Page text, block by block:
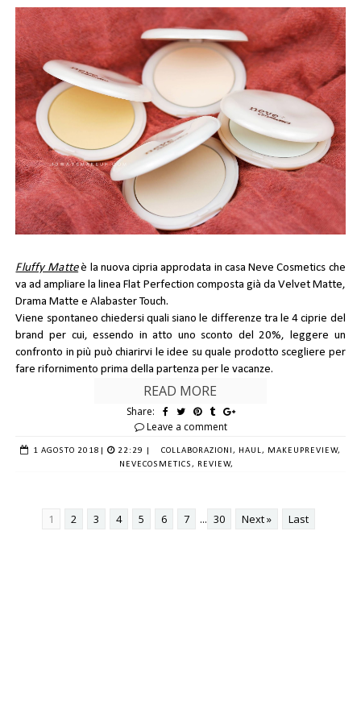
Fluffy Matteè la nuova cipria approdata in casa Neve Cosmetics che
va ad ampliare la linea Flat Perfection composta già da Velvet Matte,
Drama Matte e Alabaster Touch.
Viene spontaneo chiedersi quali siano le differenze tra le 4 ciprie del
brand per cui, essendo in atto uno sconto del 20%, leggere un
confronto in più può chiarirvi le idee su quale prodotto scegliere per
fare rifornimento prima della partenza per le vacanze.
READ MORE
Share:
Leave a comment
1 AGOSTO 2018 22:29 | COLLABORAZIONI, HAUL, MAKEUPREVIEW,
NEVECOSMETICS, REVIEW,
1 2 3 4 5 6 7 ... 30 Next » Last